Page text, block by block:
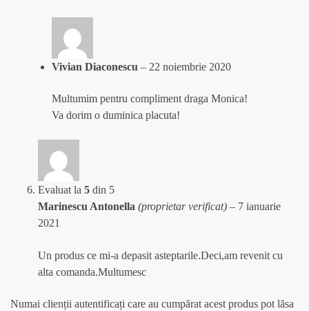
Vivian Diaconescu – 22 noiembrie 2020
Multumim pentru compliment draga Monica!
Va dorim o duminica placuta!
Evaluat la 5 din 5
Marinescu Antonella (proprietar verificat) – 7 ianuarie
2021
Un produs ce mi-a depasit asteptarile.Deci,am revenit cu
alta comanda.Multumesc
Numai clienții autentificați care au cumpărat acest produs pot lăsa